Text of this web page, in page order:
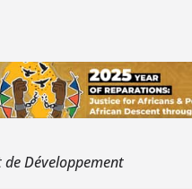
Développement